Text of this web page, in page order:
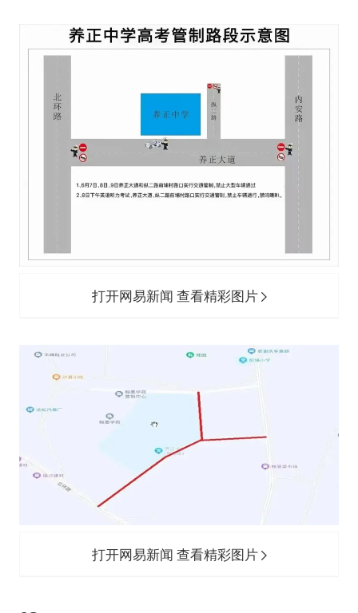
打开网易新闻 查看精彩图片
打开网易新闻 查看精彩图片